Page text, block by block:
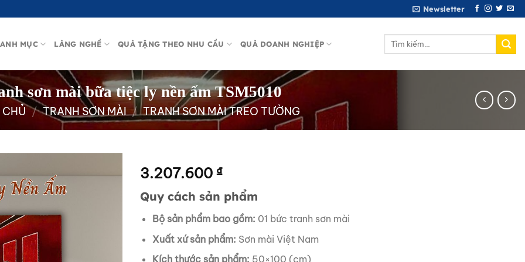
Newsletter
MỤC LÀNG NGHỀ QUÀ TẶNG THEO NHU CẦU QUÀ DOANH NGHIỆP
Tìm
sơn mài bữa tiệc ly nền ấm TSM5010
/ TRANH SƠN MÀI / TRANH SƠN MÀI TREO TƯỜNG
3.207.600 ₫
Quy cách sản phẩm
Bộ sản phẩm bao gồm: 01 bức tranh sơn mài
Xuất xứ sản phẩm: Sơn mài Việt Nam
Kích thước sản phẩm: 50×100 (cm)